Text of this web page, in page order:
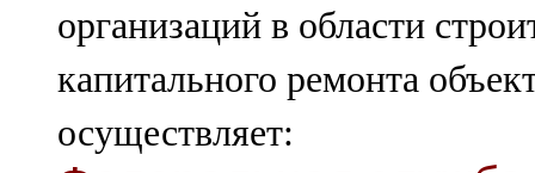
организаций в области
капитального ремонта
осуществляет: